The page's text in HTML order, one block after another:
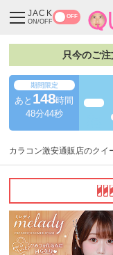
JACK
ON/OFF
OFF
只今のご
期間限定
あと 148時間
48分43秒
カラコン激安通販店のクイ